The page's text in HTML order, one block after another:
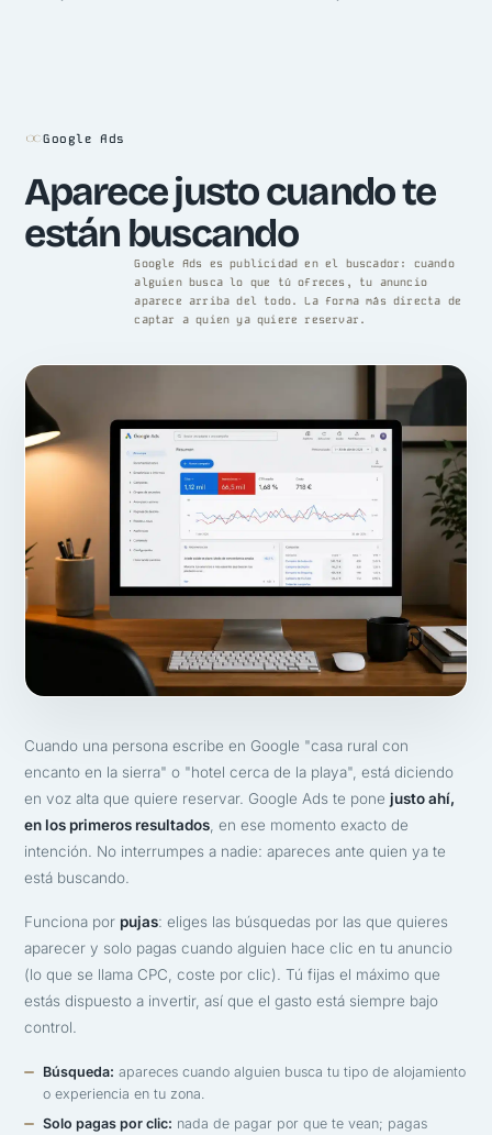
Google Ads
Aparece justo cuando te
están buscando
Google Ads es publicidad en el buscador: cuando
alguien busca lo que tú ofreces, tu anuncio
aparece arriba del todo. La forma más directa de
captar a quien ya quiere reservar.
Cuando una persona escribe en Google "casa rural con
encanto en la sierra" o "hotel cerca de la playa", está diciendo
en voz alta que quiere reservar. Google Ads te ponejusto ahí,
en los primeros resultados , en ese momento exacto de
intención. No interrumpes a nadie: apareces ante quien ya te
está buscando.
Funciona por pujas: eliges las búsquedas por las que quieres
aparecer y solo pagas cuando alguien hace clic en tu anuncio
(lo que se llama CPC, coste por clic). Tú fijas el máximo que
estás dispuesto a invertir, así que el gasto está siempre bajo
control.
Búsqueda: apareces cuando alguien busca tu tipo de alojamiento
o experiencia en tu zona.
Solo pagas por clic: nada de pagar por que te vean; pagas